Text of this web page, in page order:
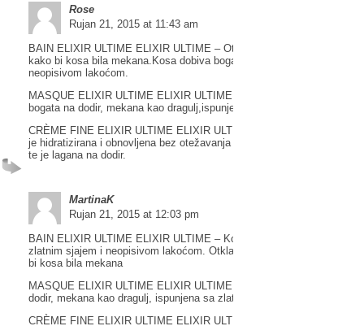
Rose
Rujan 21, 2015 at 11:43 am
BAIN ELIXIR ULTIME ELIXIR ULTIME – Otklanja i nježno čisti
kako bi kosa bila mekana.Kosa dobiva bogat dodir sa zlatnim sjajem i
neopisivom lakoćom.
MASQUE ELIXIR ULTIME ELIXIR ULTIME NJEGA – Obogaćena
bogata na dodir, mekana kao dragulj,ispunjena sa zlatnim sjajem.
CRÈME FINE ELIXIR ULTIME ELIXIR ULTIME TEKSTURIZACIJA –
je hidratizirana i obnovljena bez otežavanja sa prirodnim sjajem i
te je lagana na dodir.
MartinaK
Rujan 21, 2015 at 12:03 pm
BAIN ELIXIR ULTIME ELIXIR ULTIME – Kosa dobiva bogat dodir sa
zlatnim sjajem i neopisivom lakoćom. Otklanja i nježno čisti nečistoće
bi kosa bila mekana
MASQUE ELIXIR ULTIME ELIXIR ULTIME – Obogaćena kosa je
dodir, mekana kao dragulj, ispunjena sa zlatnim sjajem
CRÈME FINE ELIXIR ULTIME ELIXIR ULTIME – Kosa je hidratizirana